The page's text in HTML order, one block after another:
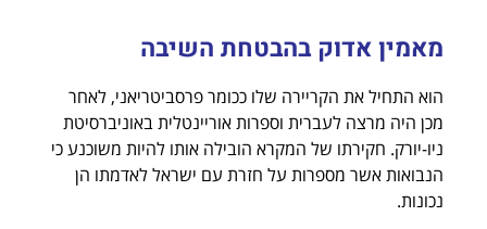
מאמין אדוק בהבטחת השיבה
הוא התחיל את הקריירה שלו ככומר פרסביטריאני, לאחר
מכן היה מרצה לעברית וספרות אוריינטלית באוניברסיטת
ניו-יורק. חקירתו של המקרא הובילה אותו להיות משוכנע כי
הנבואות אשר מספרות על חזרת עם ישראל לאדמתו הן
נכונות.